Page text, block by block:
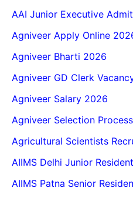
AAI Junior Executive
Agniveer Apply Online
Agniveer Bharti 2026
Agniveer GD Clerk
Agniveer Salary 2026
Agniveer Selection Process
Agricultural Scientists
AIIMS Delhi Junior
AIIMS Patna Senior